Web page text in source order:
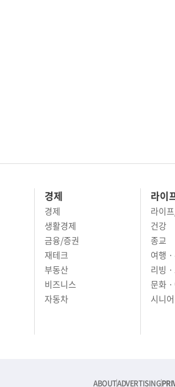
경제
경제
생활경제
금융/증권
재테크
부동산
비즈니스
자동차
라이
라이
건강
종교
여행 ·
리빙 ·
문화 ·
시니어
ABOUTADVERTISING